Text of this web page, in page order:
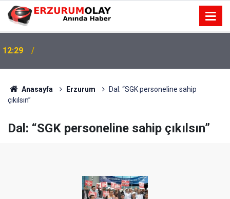
12:29
Anasayfa Erzurum
Dal: “SGK personeline sahip
çıkılsın”
Dal: “SGK personeline sahip çıkılsın”